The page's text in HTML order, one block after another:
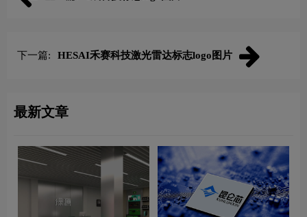
下一篇: HESAI禾赛科技激光雷达标志logo图片
最新文章